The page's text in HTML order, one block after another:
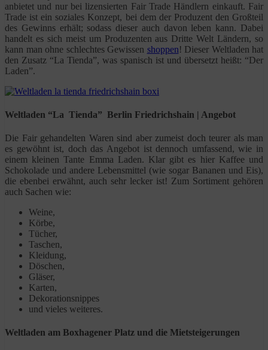
anbietet und nur bei lizensierten Fair Trade Händlern einkauft. Fair
Trade ist ein soziales Konzept, bei dem der Produzent den Großteil
des Gewinns erhält; sodass dieser auch davon leben kann. Dabei
handelt es sich meist um Produzenten aus Dritte Welt Ländern, so
kann man ohne schlechtes Gewissen shoppen! Dieser Weltladen hat
den Zusatz “La Tienda”, was spanisch ist und übersetzt heißt: “Der
Laden”.
Weltladen “La Tienda” Berlin Friedrichshain | Angebot
Die Fair gehandelten Waren sind aber zumeist doch teurer als man
es gewöhnt ist, doch das Angebot ist dennoch umfassend, wie in
einem kleinen Tante Emma Laden. Klar gibt es hier Kaffee und
Schokolade und andere Lebensmittel (wie sogar Bananen und Eis),
die ebenbei erwähnt, auch sehr lecker ist! Zum Sortiment gehören
auch Sachen wie:
Weine,
Körbe,
Tücher,
Taschen,
Kleidung,
Döschen,
Gläser,
Karten,
Dekorationsnippes
und vieles weiteres.
Weltladen am Boxhagener Platz und die Mietsteigerungen